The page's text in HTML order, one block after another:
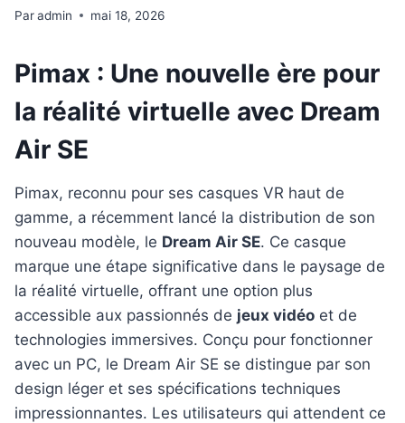
Paradmin mai 18, 2026
Pimax : Une nouvelle ère pour
la réalité virtuelle avec Dream
Air SE
Pimax, reconnu pour ses casques VR haut de
gamme, a récemment lancé la distribution de son
nouveau modèle, le Dream Air SE. Ce casque
marque une étape significative dans le paysage de
la réalité virtuelle, offrant une option plus
accessible aux passionnés de jeux vidéo et de
technologies immersives. Conçu pour fonctionner
avec un PC, le Dream Air SE se distingue par son
design léger et ses spécifications techniques
impressionnantes. Les utilisateurs qui attendent ce